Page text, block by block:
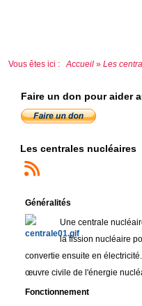
Vous êtes ici : Accueil » Les
Faire un don pour aider
Les centrales nucléaires
Généralités
Une centrale
la fission nucléaire
convertie ensuite en
œuvre civile de l'énergie
Fonctionnement